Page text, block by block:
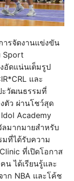
ารจัดงานแข่งขัน
Sport
อัดแน่นเต็มรูป
และ
ะวัฒนธรรมที่
ตัว ผ่านโชว์สุด
Academy
ลมากมายสำหรับ
ที่ได้รับความ
ที่เปิดโอกาส
น ได้เรียนรู้และ
ก NBA และโค้ช